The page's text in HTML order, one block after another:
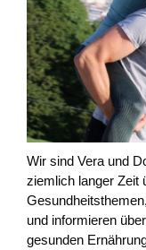
Wir sind Vera und
ziemlich langer Zeit
und informieren
gesunden